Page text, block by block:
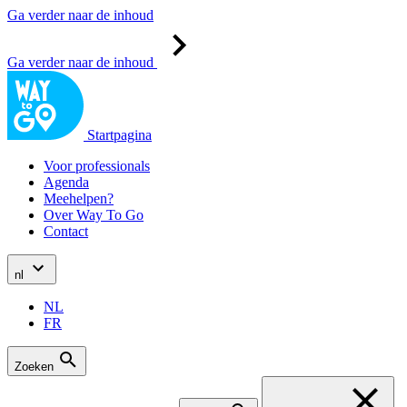
Ga verder naar de inhoud
Ga verder naar de inhoud
Startpagina
Voor professionals
Agenda
Meehelpen?
Over Way To Go
Contact
nl
NL
FR
Zoeken